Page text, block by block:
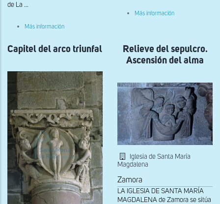
de La ...
Más información
alma
Pérez
a
los
cielos
Más información
Capitel del arco triunfal
Relieve del sepulcro.
Ascensión del alma
Iglesia de Santa María
Magdalena
Zamora
LA IGLESIA DE SANTA MARÍA
MAGDALENA de Zamora se sitúa